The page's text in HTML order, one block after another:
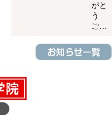
がと
う
ご…